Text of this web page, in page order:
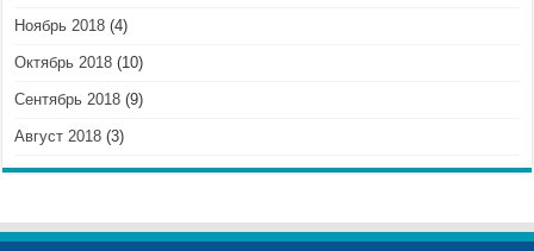
Ноябрь 2018 (4)
Октябрь 2018 (10)
Сентябрь 2018 (9)
Август 2018 (3)